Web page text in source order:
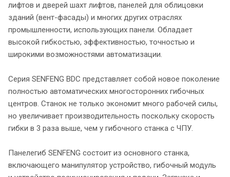
лифтов и дверей шахт лифтов, панелей для облицовки
зданий (вент-фасады) и многих других отраслях
промышленности, использующих панели. Обладает
высокой гибкостью, эффективностью, точностью и
широкими возможностями автоматизации.
Серия SENFENG BDC представляет собой новое поколение
полностью автоматических многосторонних гибочных
центров. Станок не только экономит много рабочей силы,
но увеличивает производительность поскольку скорость
гибки в 3 раза выше, чем у гибочного станка с ЧПУ.
Панелегиб SENFENG состоит из основного станка,
включающего манипулятор устройство, гибочный модуль